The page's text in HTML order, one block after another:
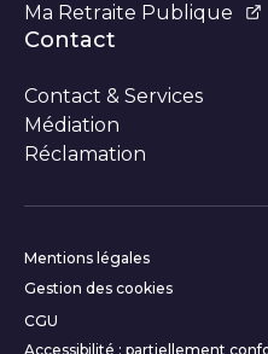
Ma Retraite Publique
Contact
Contact & Services
Médiation
Réclamation
Informations
Mentions légales
Gestion des cookies
CGU
Accessibilité : partiellement